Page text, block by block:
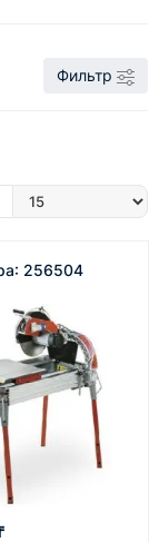
Фильтр
256504